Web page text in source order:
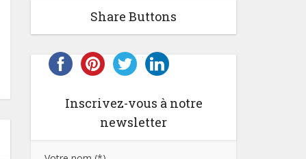
Share Buttons
Inscrivez-vous à notre
newsletter